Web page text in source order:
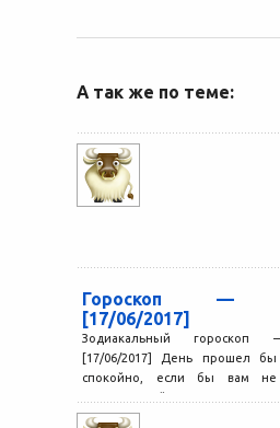
А так же по теме:
Гороскоп —
[17/06/2017]
Зодиакальный
[17/06/2017] День прошел бы
спокойно, если бы вам не
приключений, перемен и
событий....